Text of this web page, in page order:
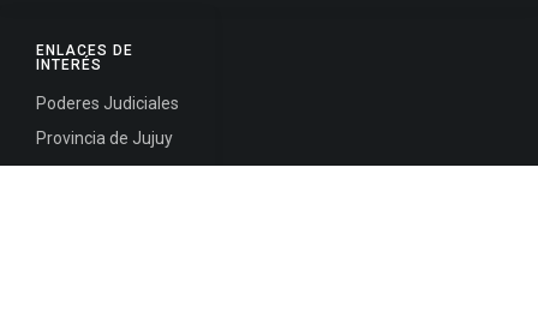
ENLACES DE
INTERÉS
Poderes Judiciales
Provincia de Jujuy